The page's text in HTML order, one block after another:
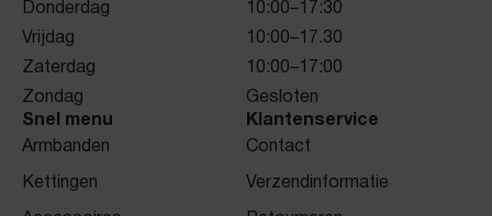
Donderdag
10:00–17:30
Vrijdag
10:00–17.30
Zaterdag
10:00–17:00
Zondag
Gesloten
Snel menu
Armbanden
Kettingen
Klantenservice
Contact
Verzendinformatie